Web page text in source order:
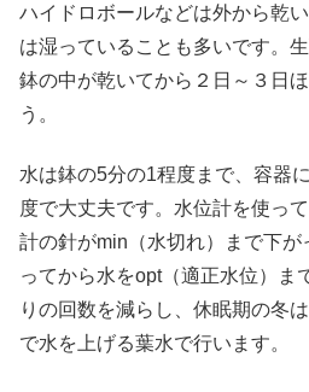
ハイドロボールなどは外から乾
は湿っていることも多いです。
鉢の中が乾いてから２日～３日
う。
水は鉢の5分の1程度まで、容器
度で大丈夫です。水位計を使っ
計の針がmin（水切れ）まで下
ってから水をopt（適正水位）ま
りの回数を減らし、休眠期の冬
で水を上げる葉水で行います。